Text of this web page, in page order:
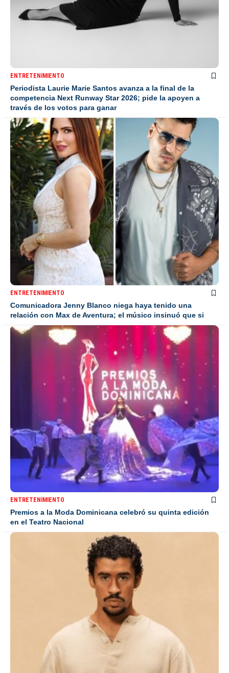
ENTRETENIMIENTO
Periodista Laurie Marie Santos avanza a la final de la
competencia Next Runway Star 2026; pide la apoyen a
través de los votos para ganar
ENTRETENIMIENTO
Comunicadora Jenny Blanco niega haya tenido una
relación con Max de Aventura; el músico insinuó que si
ENTRETENIMIENTO
Premios a la Moda Dominicana celebró su quinta edición
en el Teatro Nacional